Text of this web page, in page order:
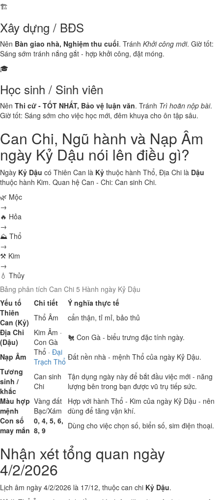
🏗️
Xây dựng / BĐS
Nên Bàn giao nhà, Nghiệm thu cuối. Tránh Khởi công mới. Giờ tốt:
Sáng sớm tránh nắng gắt - hợp khởi công, đặt móng.
🎓
Học sinh / Sinh viên
Nên Thi cử - TỐT NHẤT, Bảo vệ luận văn. Tránh Trì hoãn nộp bài.
Giờ tốt: Sáng sớm cho việc học mới, đêm khuya cho ôn tập sâu.
Can Chi, Ngũ hành và Nạp Âm
ngày Kỷ Dậu nói lên điều gì?
Ngày Kỷ Dậu có Thiên Can là Kỷ thuộc hành Thổ, Địa Chi là Dậu
thuộc hành Kim. Quan hệ Can - Chi: Can sinh Chi.
🌿 Mộc
→
🔥 Hỏa
→
⛰ Thổ
→
⚒ Kim
→
💧 Thủy
Bảng phân tích Can Chi 5 Hành ngày Kỷ Dậu
Yếu tố
Chi tiết
Ý nghĩa thực tế
Thiên
Can (Kỷ) Thổ Âm
cẩn thận, tỉ mỉ, bảo thủ
Địa Chi
(Dậu)
Kim Âm ·
Con Gà
🐔 Con Gà - biểu trưng đặc tính ngày.
Nạp Âm
Thổ · Đại
Trạch Thổ Đất nền nhà - mệnh Thổ của ngày Kỷ Dậu.
Tương
sinh /
khắc
Can sinh
Chi
Tận dụng ngày này để bắt đầu việc mới - năng
lượng bên trong bạn được vũ trụ tiếp sức.
Màu hợp
mệnh
Vàng đất
Bạc/Xám
Hợp với hành Thổ - Kim của ngày Kỷ Dậu - nên
dùng để tăng vận khí.
Con số
may mắn
0, 4, 5, 6,
8, 9
Dùng cho việc chọn số, biển số, sim điện thoại.
Nhận xét tổng quan ngày
4/2/2026
Lịch âm ngày 4/2/2026 là 17/12, thuộc can chi Kỷ Dậu.